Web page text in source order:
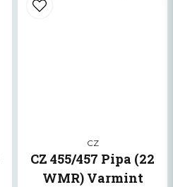
CZ
CZ 455/457 Pipa (22
WMR) Varmint